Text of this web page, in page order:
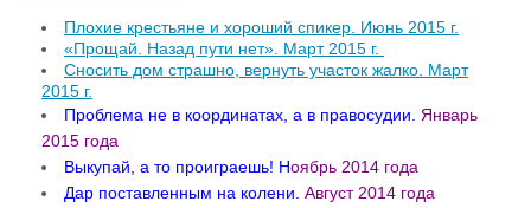
Плохие крестьяне и хороший спикер. Июнь 2015 г.
«Прощай. Назад пути нет». Март 2015 г.
Сносить дом страшно, вернуть участок жалко. Март
2015 г.
Проблема не в координатах, а в правосудии. Январь
2015 года
Выкупай, а то проиграешь! Ноябрь 2014 года
Дар поставленным на колени. Август 2014 года